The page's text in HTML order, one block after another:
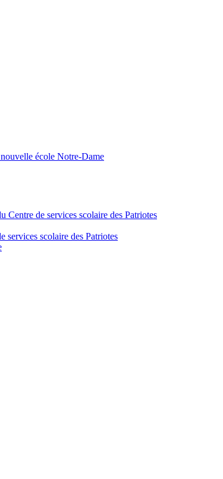
école Notre-Dame
Centre de services scolaire des Patriotes
scolaire des Patriotes